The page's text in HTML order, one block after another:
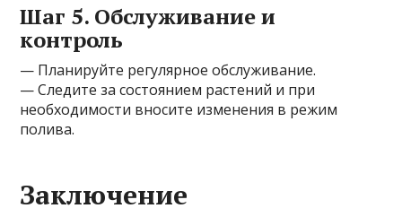
Шаг 5. Обслуживание и
контроль
— Планируйте регулярное обслуживание.
— Следите за состоянием растений и при
необходимости вносите изменения в режим
полива.
Заключение